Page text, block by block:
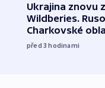
Ukrajina znovu
Wildberies.
Charkovské
před 3hodinami